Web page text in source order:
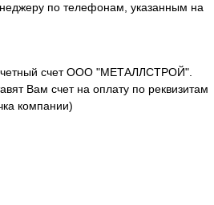
по телефонам, указанным на
счет ООО "МЕТАЛЛСТРОЙ".
Вам счет на оплату по реквизитам
компании)